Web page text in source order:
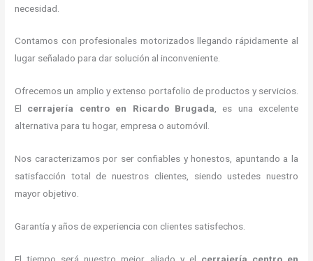
necesidad.
Contamos con profesionales motorizados llegando rápidamente al
lugar señalado para dar solución al inconveniente.
Ofrecemos un amplio y extenso portafolio de productos y servicios.
El cerrajería centroen Ricardo Brugada, es una excelente
alternativa para tu hogar, empresa o automóvil.
Nos caracterizamos por ser confiables y honestos, apuntando a la
satisfacción total de nuestros clientes, siendo ustedes nuestro
mayor objetivo.
Garantía y años de experiencia con clientes satisfechos.